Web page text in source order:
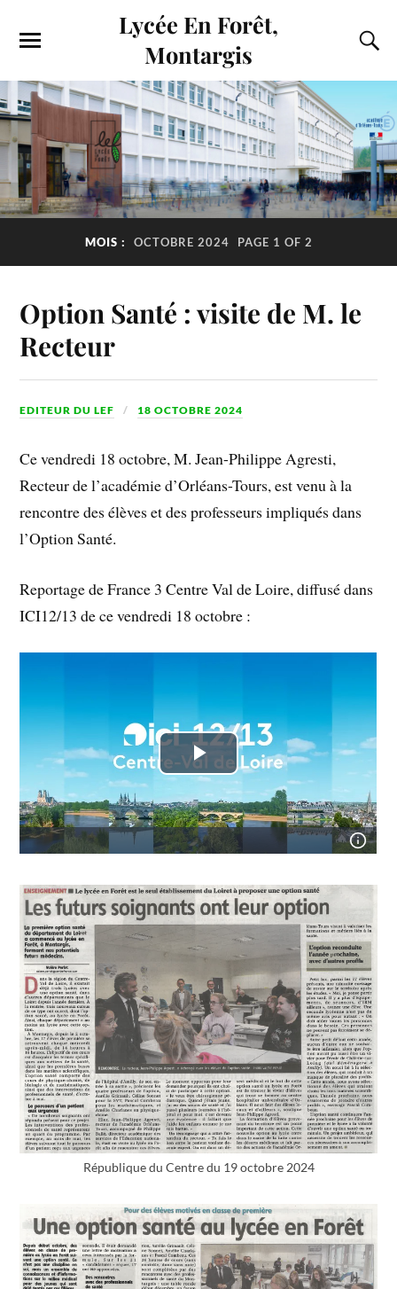
Lycée En Forêt,
Montargis
MOIS : OCTOBRE 2024 PAGE 1 OF 2
Option Santé : visite de M. le
Recteur
EDITEUR DU LEF 18 OCTOBRE 2024
Ce vendredi 18 octobre, M. Jean-Philippe Agresti,
Recteur de l’académie d’Orléans-Tours, est venu à la
rencontre des élèves et des professeurs impliqués dans
l’Option Santé.
Reportage de France 3 Centre Val de Loire, diffusé dans
ICI12/13 de ce vendredi 18 octobre :
République du Centre du 19 octobre 2024